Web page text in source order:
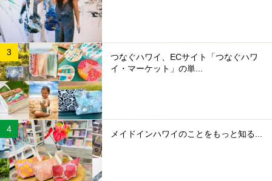
つなぐハワイ、ECサイト「つなぐハワ
イ・マーケット」の単...
メイドインハワイのことをもっと知る...